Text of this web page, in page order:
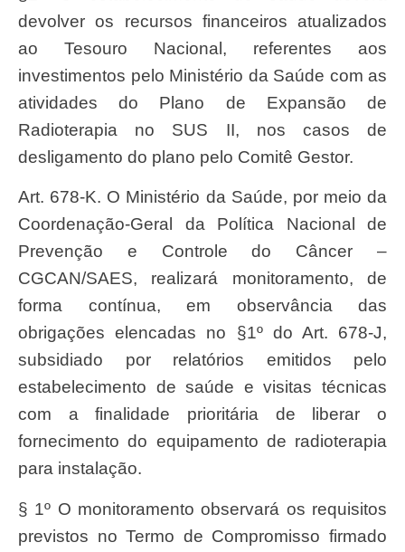
devolver os recursos financeiros atualizados
ao Tesouro Nacional, referentes aos
investimentos pelo Ministério da Saúde com as
atividades do Plano de Expansão de
Radioterapia no SUS II, nos casos de
desligamento do plano pelo Comitê Gestor.
Art. 678-K. O Ministério da Saúde, por meio da
Coordenação-Geral da Política Nacional de
Prevenção e Controle do Câncer –
CGCAN/SAES, realizará monitoramento, de
forma contínua, em observância das
obrigações elencadas no §1º do Art. 678-J,
subsidiado por relatórios emitidos pelo
estabelecimento de saúde e visitas técnicas
com a finalidade prioritária de liberar o
fornecimento do equipamento de radioterapia
para instalação.
§ 1º O monitoramento observará os requisitos
previstos no Termo de Compromisso firmado